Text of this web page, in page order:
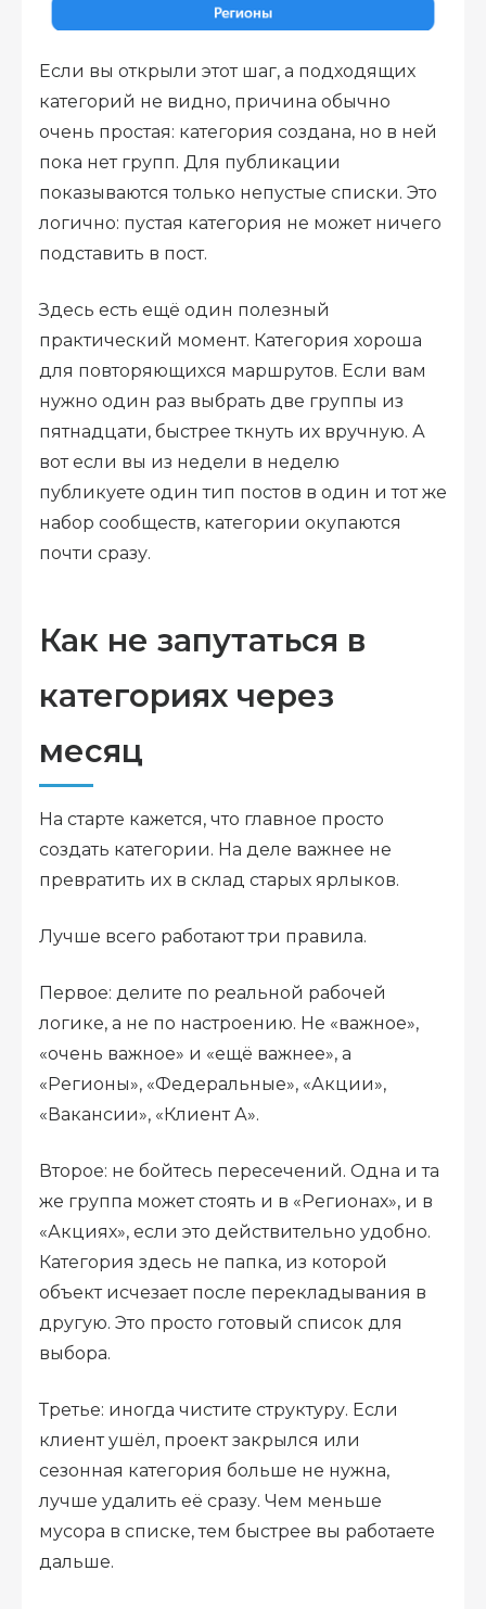
Если вы открыли этот шаг, а подходящих
категорий не видно, причина обычно
очень простая: категория создана, но в ней
пока нет групп. Для публикации
показываются только непустые списки. Это
логично: пустая категория не может ничего
подставить в пост.
Здесь есть ещё один полезный
практический момент. Категория хороша
для повторяющихся маршрутов. Если вам
нужно один раз выбрать две группы из
пятнадцати, быстрее ткнуть их вручную. А
вот если вы из недели в неделю
публикуете один тип постов в один и тот же
набор сообществ, категории окупаются
почти сразу.
Как не запутаться в
категориях через
месяц
На старте кажется, что главное просто
создать категории. На деле важнее не
превратить их в склад старых ярлыков.
Лучше всего работают три правила.
Первое: делите по реальной рабочей
логике, а не по настроению. Не «важное»,
«очень важное» и «ещё важнее», а
«Регионы», «Федеральные», «Акции»,
«Вакансии», «Клиент А».
Второе: не бойтесь пересечений. Одна и та
же группа может стоять и в «Регионах», и в
«Акциях», если это действительно удобно.
Категория здесь не папка, из которой
объект исчезает после перекладывания в
другую. Это просто готовый список для
выбора.
Третье: иногда чистите структуру. Если
клиент ушёл, проект закрылся или
сезонная категория больше не нужна,
лучше удалить её сразу. Чем меньше
мусора в списке, тем быстрее вы работаете
дальше.